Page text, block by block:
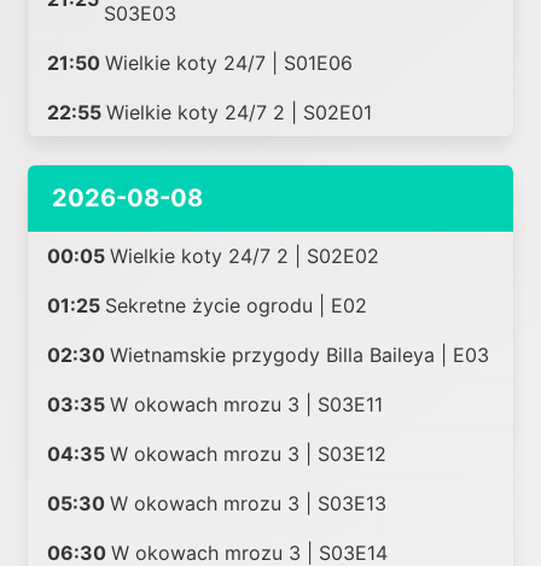
S03E03
21:50 Wielkie koty 24/7 | S01E06
22:55 Wielkie koty 24/7 2 | S02E01
2026-08-08
00:05 Wielkie koty 24/7 2 | S02E02
01:25 Sekretne życie ogrodu | E02
02:30 Wietnamskie przygody Billa Baileya | E03
03:35 W okowach mrozu 3 | S03E11
04:35 W okowach mrozu 3 | S03E12
05:30 W okowach mrozu 3 | S03E13
06:30 W okowach mrozu 3 | S03E14